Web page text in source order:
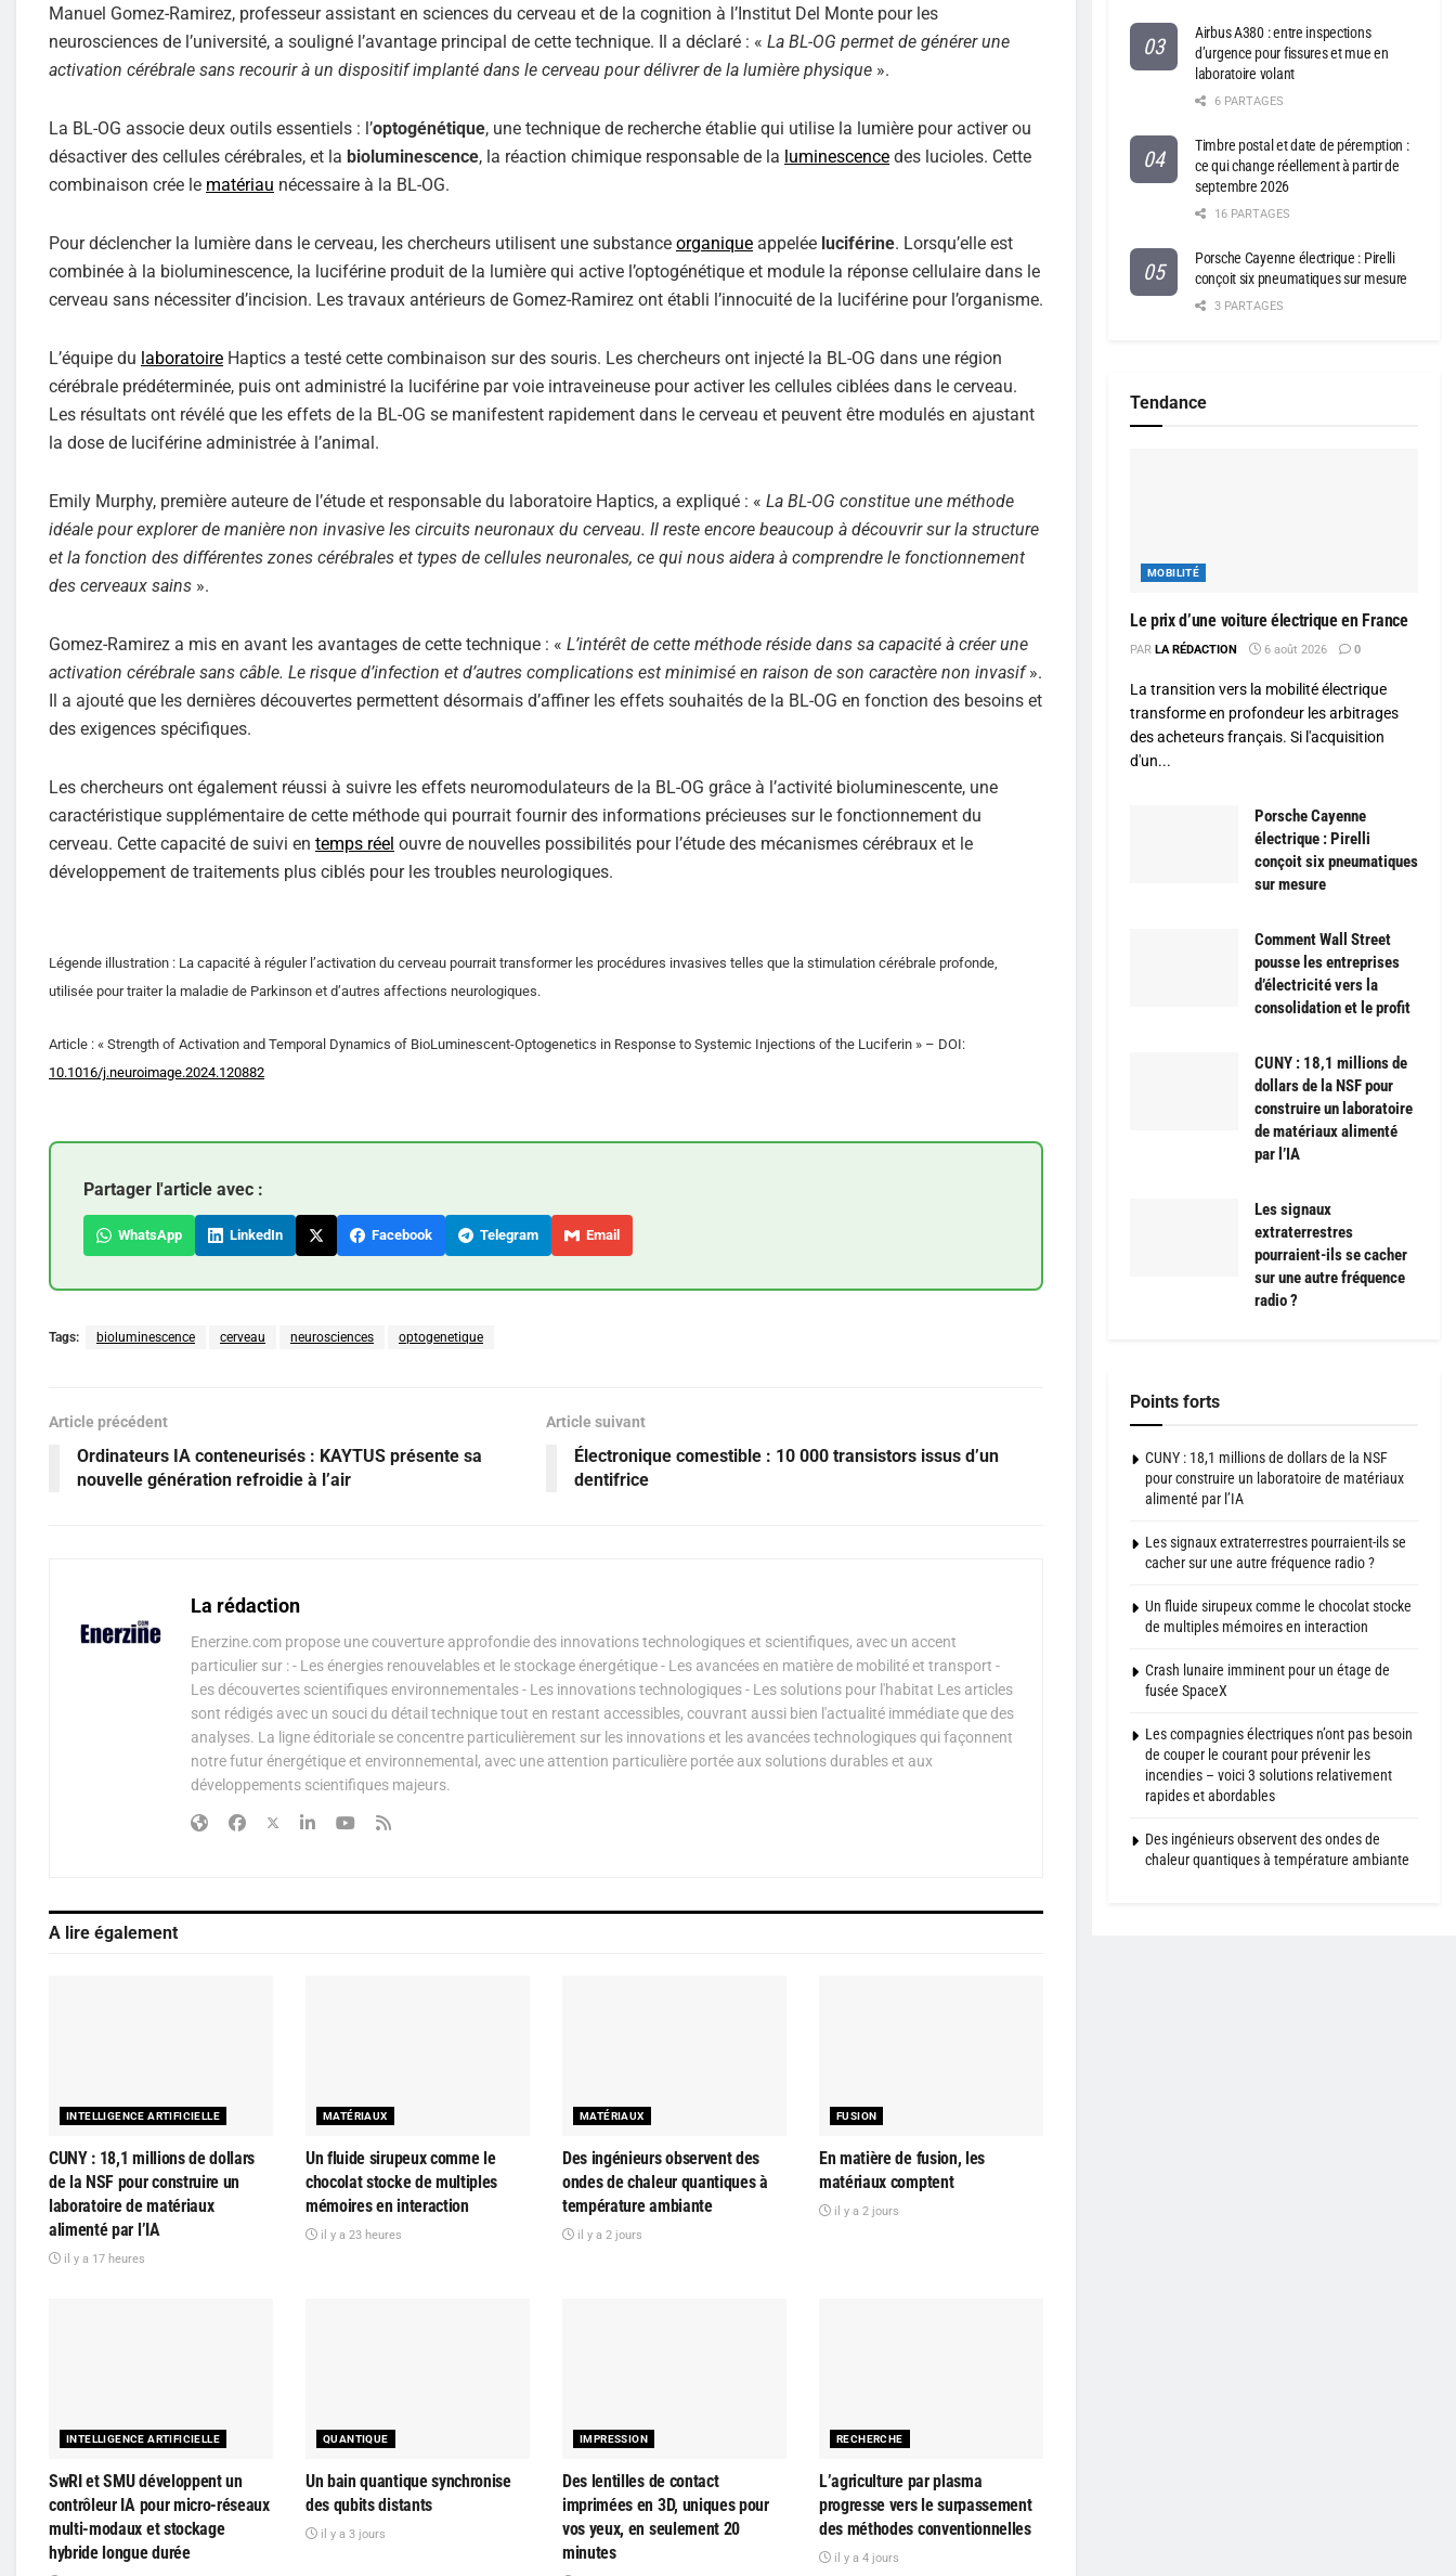
Manuel Gomez-Ramirez, professeur assistant en sciences du cerveau et de la cognition à l’Institut Del Monte pour les
neurosciences de l’université, a souligné l’avantage principal de cette technique. Il a déclaré : « La BL-OG permet de générer une
activation cérébrale sans recourir à un dispositif implanté dans le cerveau pour délivrer de la lumière physique ».
La BL-OG associe deux outils essentiels : l’optogénétique, une technique de recherche établie qui utilise la lumière pour activer ou
désactiver des cellules cérébrales, et la bioluminescence, la réaction chimique responsable de la luminescence des lucioles. Cette
combinaison crée le matériau nécessaire à la BL-OG.
Pour déclencher la lumière dans le cerveau, les chercheurs utilisent une substance organique appelée luciférine. Lorsqu’elle est
combinée à la bioluminescence, la luciférine produit de la lumière qui active l’optogénétique et module la réponse cellulaire dans le
cerveau sans nécessiter d’incision. Les travaux antérieurs de Gomez-Ramirez ont établi l’innocuité de la luciférine pour l’organisme.
L’équipe du laboratoire Haptics a testé cette combinaison sur des souris. Les chercheurs ont injecté la BL-OG dans une région
cérébrale prédéterminée, puis ont administré la luciférine par voie intraveineuse pour activer les cellules ciblées dans le cerveau.
Les résultats ont révélé que les effets de la BL-OG se manifestent rapidement dans le cerveau et peuvent être modulés en ajustant
la dose de luciférine administrée à l’animal.
Emily Murphy, première auteure de l’étude et responsable du laboratoire Haptics, a expliqué : « La BL-OG constitue une méthode
idéale pour explorer de manière non invasive les circuits neuronaux du cerveau. Il reste encore beaucoup à découvrir sur la structure
et la fonction des différentes zones cérébrales et types de cellules neuronales, ce qui nous aidera à comprendre le fonctionnement
des cerveaux sains ».
Gomez-Ramirez a mis en avant les avantages de cette technique : « L’intérêt de cette méthode réside dans sa capacité à créer une
activation cérébrale sans câble. Le risque d’infection et d’autres complications est minimisé en raison de son caractère non invasif».
Il a ajouté que les dernières découvertes permettent désormais d’affiner les effets souhaités de la BL-OG en fonction des besoins et
des exigences spécifiques.
Les chercheurs ont également réussi à suivre les effets neuromodulateurs de la BL-OG grâce à l’activité bioluminescente, une
caractéristique supplémentaire de cette méthode qui pourrait fournir des informations précieuses sur le fonctionnement du
cerveau. Cette capacité de suivi en temps réel ouvre de nouvelles possibilités pour l’étude des mécanismes cérébraux et le
développement de traitements plus ciblés pour les troubles neurologiques.
Légende illustration : La capacité à réguler l’activation du cerveau pourrait transformer les procédures invasives telles que la stimulation cérébrale profonde,
utilisée pour traiter la maladie de Parkinson et d’autres affections neurologiques.
Article : « Strength of Activation and Temporal Dynamics of BioLuminescent-Optogenetics in Response to Systemic Injections of the Luciferin » – DOI:
10.1016/j.neuroimage.2024.120882
Partager l'article avec :
WhatsApp LinkedIn Facebook Telegram Email
Tags: bioluminescence cerveau neurosciences optogenetique
Article précédent
Ordinateurs IA conteneurisés : KAYTUS présente sa
nouvelle génération refroidie à l’air
Article suivant
Électronique comestible : 10 000 transistors issus d’un
dentifrice
La rédaction
Enerzine.com propose une couverture approfondie des innovations technologiques et scientifiques, avec un accent
particulier sur : - Les énergies renouvelables et le stockage énergétique - Les avancées en matière de mobilité et transport -
Les découvertes scientifiques environnementales - Les innovations technologiques - Les solutions pour l'habitat Les articles
sont rédigés avec un souci du détail technique tout en restant accessibles, couvrant aussi bien l'actualité immédiate que des
analyses. La ligne éditoriale se concentre particulièrement sur les innovations et les avancées technologiques qui façonnent
notre futur énergétique et environnemental, avec une attention particulière portée aux solutions durables et aux
développements scientifiques majeurs.
A lire également
INTELLIGENCE ARTIFICIELLE
CUNY : 18,1 millions de dollars
de la NSF pour construire un
laboratoire de matériaux
alimenté par l’IA
il y a 17 heures
MATÉRIAUX
Un fluide sirupeux comme le
chocolat stocke de multiples
mémoires en interaction
il y a 23 heures
MATÉRIAUX
Des ingénieurs observent des
ondes de chaleur quantiques à
température ambiante
il y a 2 jours
FUSION
En matière de fusion, les
matériaux comptent
il y a 2 jours
INTELLIGENCE ARTIFICIELLE
SwRI et SMU développent un
contrôleur IA pour micro-réseaux
multi-modaux et stockage
hybride longue durée
QUANTIQUE
Un bain quantique synchronise
des qubits distants
il y a 3 jours
IMPRESSION
Des lentilles de contact
imprimées en 3D, uniques pour
vos yeux, en seulement 20
minutes
RECHERCHE
L’agriculture par plasma
progresse vers le surpassement
des méthodes conventionnelles
il y a 4 jours
Airbus A380 : entre inspections
d’urgence pour fissures et mue en
laboratoire volant
6 PARTAGES
Timbre postal et date de péremption :
ce qui change réellement à partir de
septembre 2026
16 PARTAGES
Porsche Cayenne électrique : Pirelli
conçoit six pneumatiques sur mesure
3 PARTAGES
Tendance
MOBILITÉ
Le prix d’une voiture électrique en France
PAR LA RÉDACTION 6 août 2026 0
La transition vers la mobilité électrique
transforme en profondeur les arbitrages
des acheteurs français. Si l'acquisition
d'un...
Porsche Cayenne
électrique : Pirelli
conçoit six pneumatiques
sur mesure
Comment Wall Street
pousse les entreprises
d’électricité vers la
consolidation et le profit
CUNY : 18,1 millions de
dollars de la NSF pour
construire un laboratoire
de matériaux alimenté
par l’IA
Les signaux
extraterrestres
pourraient-ils se cacher
sur une autre fréquence
radio ?
Points forts
CUNY : 18,1 millions de dollars de la NSF
pour construire un laboratoire de matériaux
alimenté par l’IA
Les signaux extraterrestres pourraient-ils se
cacher sur une autre fréquence radio ?
Un fluide sirupeux comme le chocolat stocke
de multiples mémoires en interaction
Crash lunaire imminent pour un étage de
fusée SpaceX
Les compagnies électriques n’ont pas besoin
de couper le courant pour prévenir les
incendies – voici 3 solutions relativement
rapides et abordables
Des ingénieurs observent des ondes de
chaleur quantiques à température ambiante